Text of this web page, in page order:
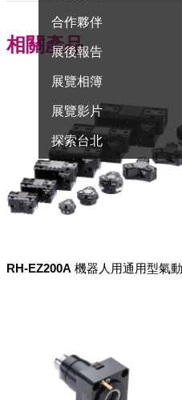
合作夥伴
展後報告
展覽相簿
展覽影片
探索台北
相關產品
RH-EZ200A 機器人用通用型氣